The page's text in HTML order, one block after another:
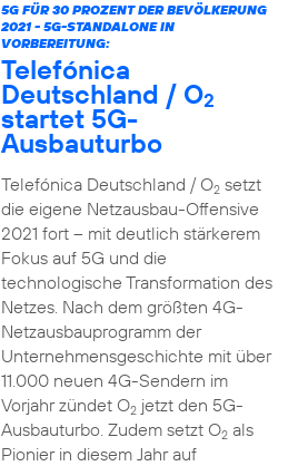
5G FÜR 30 PROZENT DER BEVÖLKERUNG
2021 - 5G-STANDALONE IN
VORBEREITUNG:
Telefónica
Deutschland / O2
startet 5G-
Ausbauturbo
Telefónica Deutschland / O2setzt
die eigene Netzausbau-Offensive
2021 fort – mit deutlich stärkerem
Fokus auf 5G und die
technologische Transformation des
Netzes. Nach dem größten 4G-
Netzausbauprogramm der
Unternehmensgeschichte mit über
11.000 neuen 4G-Sendern im
Vorjahr zündet O2jetzt den 5G-
Ausbauturbo. Zudem setzt O2als
Pionier in diesem Jahr auf